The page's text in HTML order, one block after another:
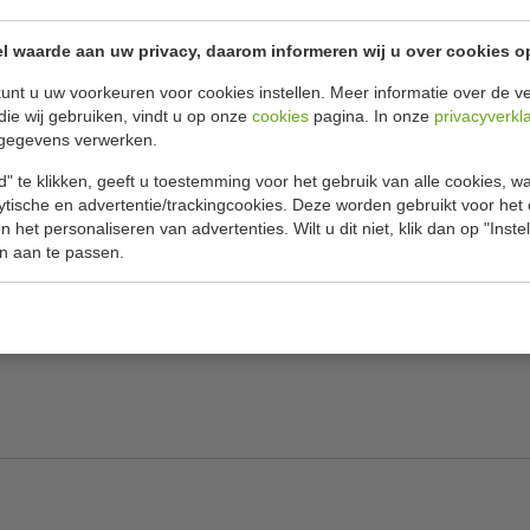
waarde aan uw privacy, daarom informeren wij u over cookies
u uw voorkeuren voor cookies instellen. Meer informatie over de
wij gebruiken, vindt u op onze cookies pagina. In onze
verwerken.
te klikken, geeft u toestemming voor het gebruik van alle cookies,
en advertentie/trackingcookies. Deze worden gebruikt voor het
het personaliseren van advertenties. Wilt u dit niet, klik dan op
aan te passen.
prestaties. Dankzij de 2 uitneembare,
te reinigen. De instelbare dikte en de
portiecontrole. Ideaal voor kleine
ervoor dat snijden gemakkelijk en veilig is.
H x B x D
Gewicht